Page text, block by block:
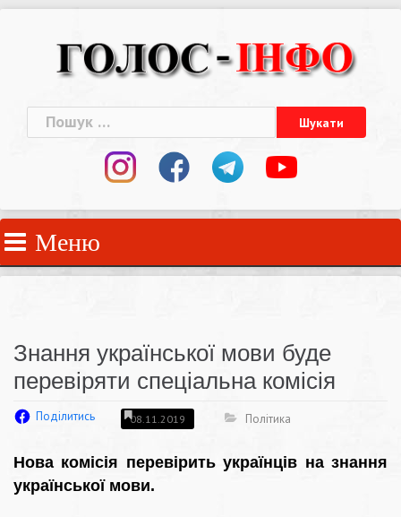
Пошук:
Меню
Знання української мови буде
перевіряти спеціальна комісія
Поділитись 08.11.2019 Політика
Нова комісія перевірить українців на знання
української мови.